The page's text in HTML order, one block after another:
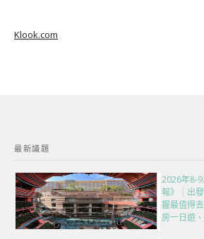
Klook.com
最新議題
2026年8-
報》｜出
握最值得
房一日遊